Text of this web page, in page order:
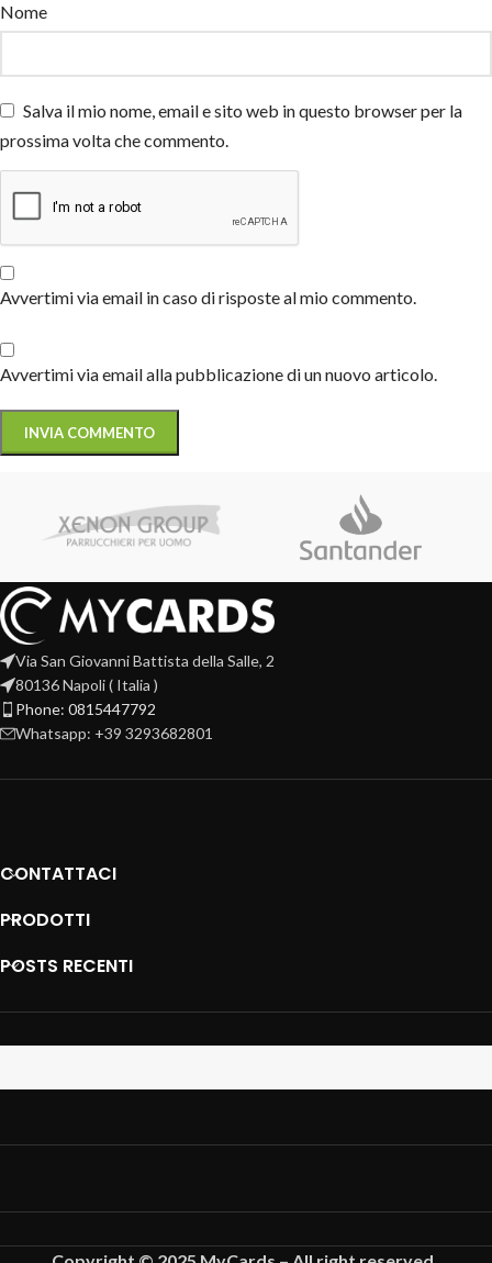
Nome
Salva il mio nome, email e sito web in questo browser per la
prossima volta che commento.
Avvertimi via email in caso di risposte al mio commento.
Avvertimi via email alla pubblicazione di un nuovo articolo.
Via San Giovanni Battista della Salle, 2
80136 Napoli ( Italia )
Phone: 0815447792
Whatsapp: +39 3293682801
CONTATTACI
PRODOTTI
POSTS RECENTI